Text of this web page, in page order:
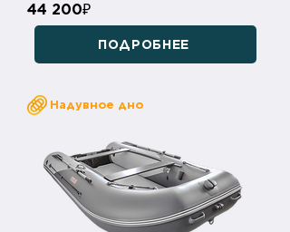
44 200₽
ПОДРОБНЕЕ
Надувное дно